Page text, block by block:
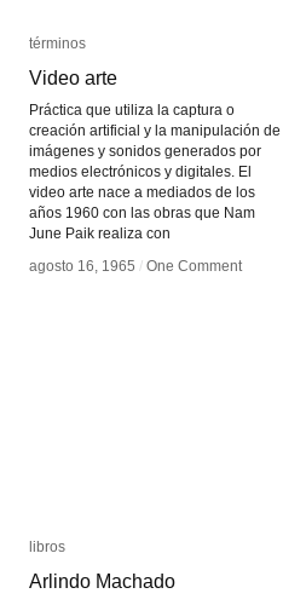
términos
Video arte
Práctica que utiliza la captura o
creación artificial y la manipulación de
imágenes y sonidos generados por
medios electrónicos y digitales. El
video arte nace a mediados de los
años 1960 con las obras que Nam
June Paik realiza con
agosto 16, 1965 / One Comment
términos
Video arte
agosto 16, 1965 / One Comment
libros
Arlindo Machado
libros
Arlindo Machado